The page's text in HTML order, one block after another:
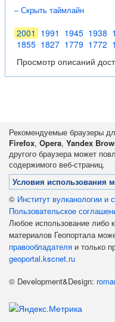
– Скрыть таймлайн
2001 1991 1945 1938
1855 1827 1779 1772
Просмотр описаний
Рекомендуемые браузеры
Firefox, Opera, Yandex
другого браузера может
содержимого веб-страниц.
Условия использования
© Институт вулканологии
Пользовательское
Любое использование либо
материалов Геопортала
правообладателя и только
geoportal.kscnet.ru
© Development&Design: